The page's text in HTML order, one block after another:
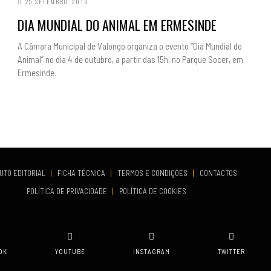
DIA MUNDIAL DO ANIMAL EM ERMESINDE
A Câmara Municipal de Valongo organiza o evento “Dia Mundial do
Animal” no dia 4 de outubro, a partir das 15h, no Parque Socer, em
Ermesinde.
EDITORIAL | FICHA TÉCNICA | TERMOS E CONDIÇÕES |
CONTACTOS
POLÍTICA DE PRIVACIDADE
| POLÍTICA DE COOKIES
YOUTUBE INSTAGRAM TWITTER